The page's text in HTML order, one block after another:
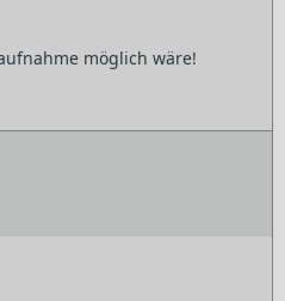
möglich wäre!